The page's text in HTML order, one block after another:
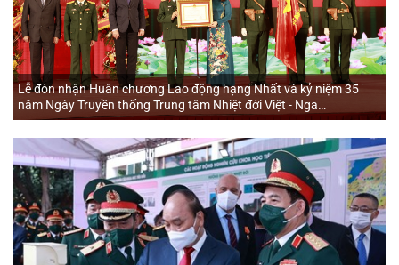
Lễ đón nhận Huân chương Lao động hạng Nhất và kỷ niệm 35
năm Ngày Truyền thống Trung tâm Nhiệt đới Việt - Nga
(07/3/1988 - 07/3/2023)